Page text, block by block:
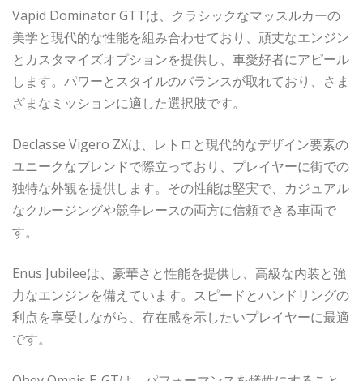
Vapid Dominator GTTは、クラシックなマッスルカーの
美学と現代的な性能を組み合わせており、頑丈なエンジン
とカスタマイズオプションを提供し、車愛好者にアピール
します。パワーとスタイルのバランスが取れており、さま
ざまなミッションに適した選択肢です。
Declasse Vigero ZXは、レトロと現代的なデザイン要素の
ユニークなブレンドで際立っており、プレイヤーに街での
独特な外観を提供します。その性能は堅実で、カジュアル
なクルージングや競争レースの両方に信頼できる車両で
す。
Enus Jubileeは、豪華さと性能を提供し、高級な内装と強
力なエンジンを備えています。スピードとハンドリングの
利点を享受しながら、存在感を示したいプレイヤーに最適
です。